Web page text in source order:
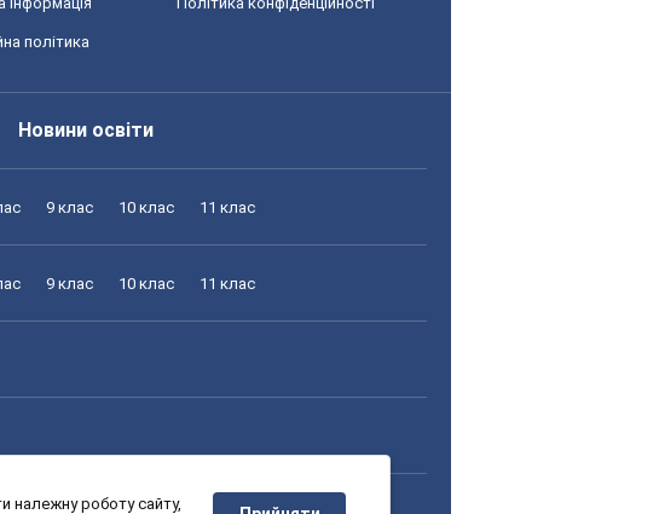
політика
Новини освіти
9 клас 10 клас 11 клас
9 клас 10 клас 11 клас
належну роботу сайту,